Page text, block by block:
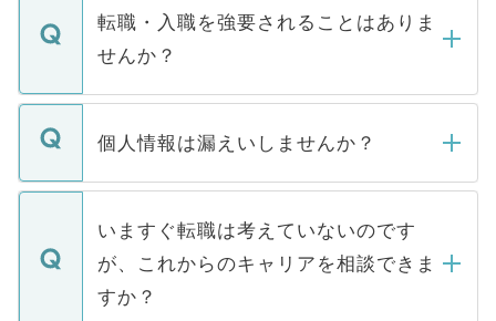
いただきますので、しばらくお待ちくださ
うち約3割は、Webサイトからご覧いただ
けない「非公開求人」です。非公開求人は
下記の理由によって、一般には公開してい
ません。
■応募殺到を避けるため 人気のある医療機
関を公にしてしまうと、応募が殺到する場
に、医療機関が求める条件に合った人材の
みを人材紹介会社に依頼するケースが増え
ています。
転職・入職を強要されることはありま
せんか？
転職・入職を強要することは一切ありませ
ん。また、仮に応募先から内定をいただい
定を承諾する必要はありません。内定先へ
の辞退の連絡はキャリアパートナーが行い
個人情報は漏えいしませんか？
個人情報が漏えいすることはありませんの
で、ご安心ください。当サイトからの登録
などで収集したご登録者様の個人情報は、
ご本人のキャリアアップおよび転職活動の
支援を目的に使用いたします。お預かりし
いますぐ転職は考えていないのです
が、これからのキャリアを相談できま
すか？